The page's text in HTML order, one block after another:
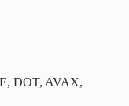
DOT, AVAX,